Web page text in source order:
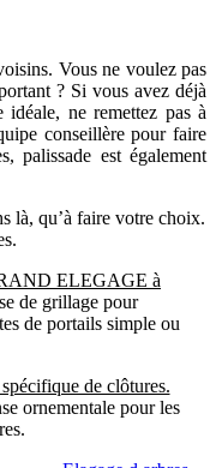
Vous ne voulez pas
? Si vous avez déjà
ne remettez pas à
conseillère pour faire
palissade est également
là, qu’à faire votre choix.
ELEGAGE à
de grillage pour
de portails simple ou
de clôtures.
ornementale pour les